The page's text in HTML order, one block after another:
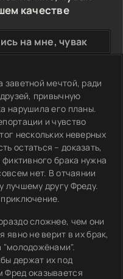
качестве
на мне, чувак
мечтой, ради
привычную
нарушила его планы.
и чувство
нескольких неверных
остаться – доказать,
брака нужна
нет. В отчаянии
лучшему другу Фреду.
сложнее, чем они
явно не верит в их брак,
"молодожёнами".
держат их под
оказывается